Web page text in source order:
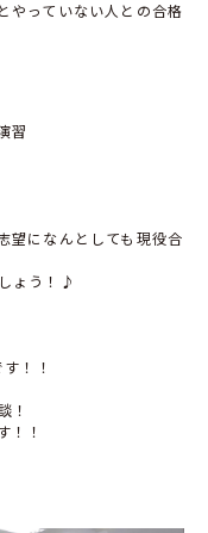
やっていない人との合格
習
望になんとしても現役合
ょう！♪
！！
！
！！